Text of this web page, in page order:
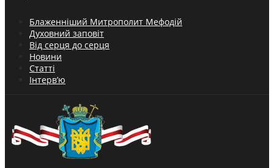
Блаженніший Митрополит Мефодій
Духовний заповіт
Від серця до серця
Новини
Статті
Інтерв’ю